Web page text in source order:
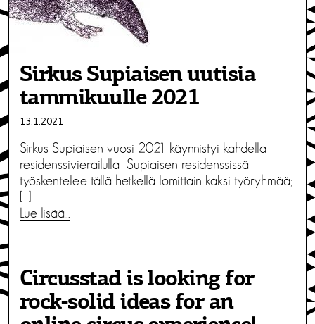
Sirkus Supiaisen uutisia
tammikuulle 2021
13.1.2021
Sirkus Supiaisen vuosi 2021 käynnistyi kahdella
residenssivierailulla Supiaisen residenssissä
työskentelee tällä hetkellä lomittain kaksi työryhmää;
Lue lisää…
Circusstad is looking for
rock-solid ideas for an